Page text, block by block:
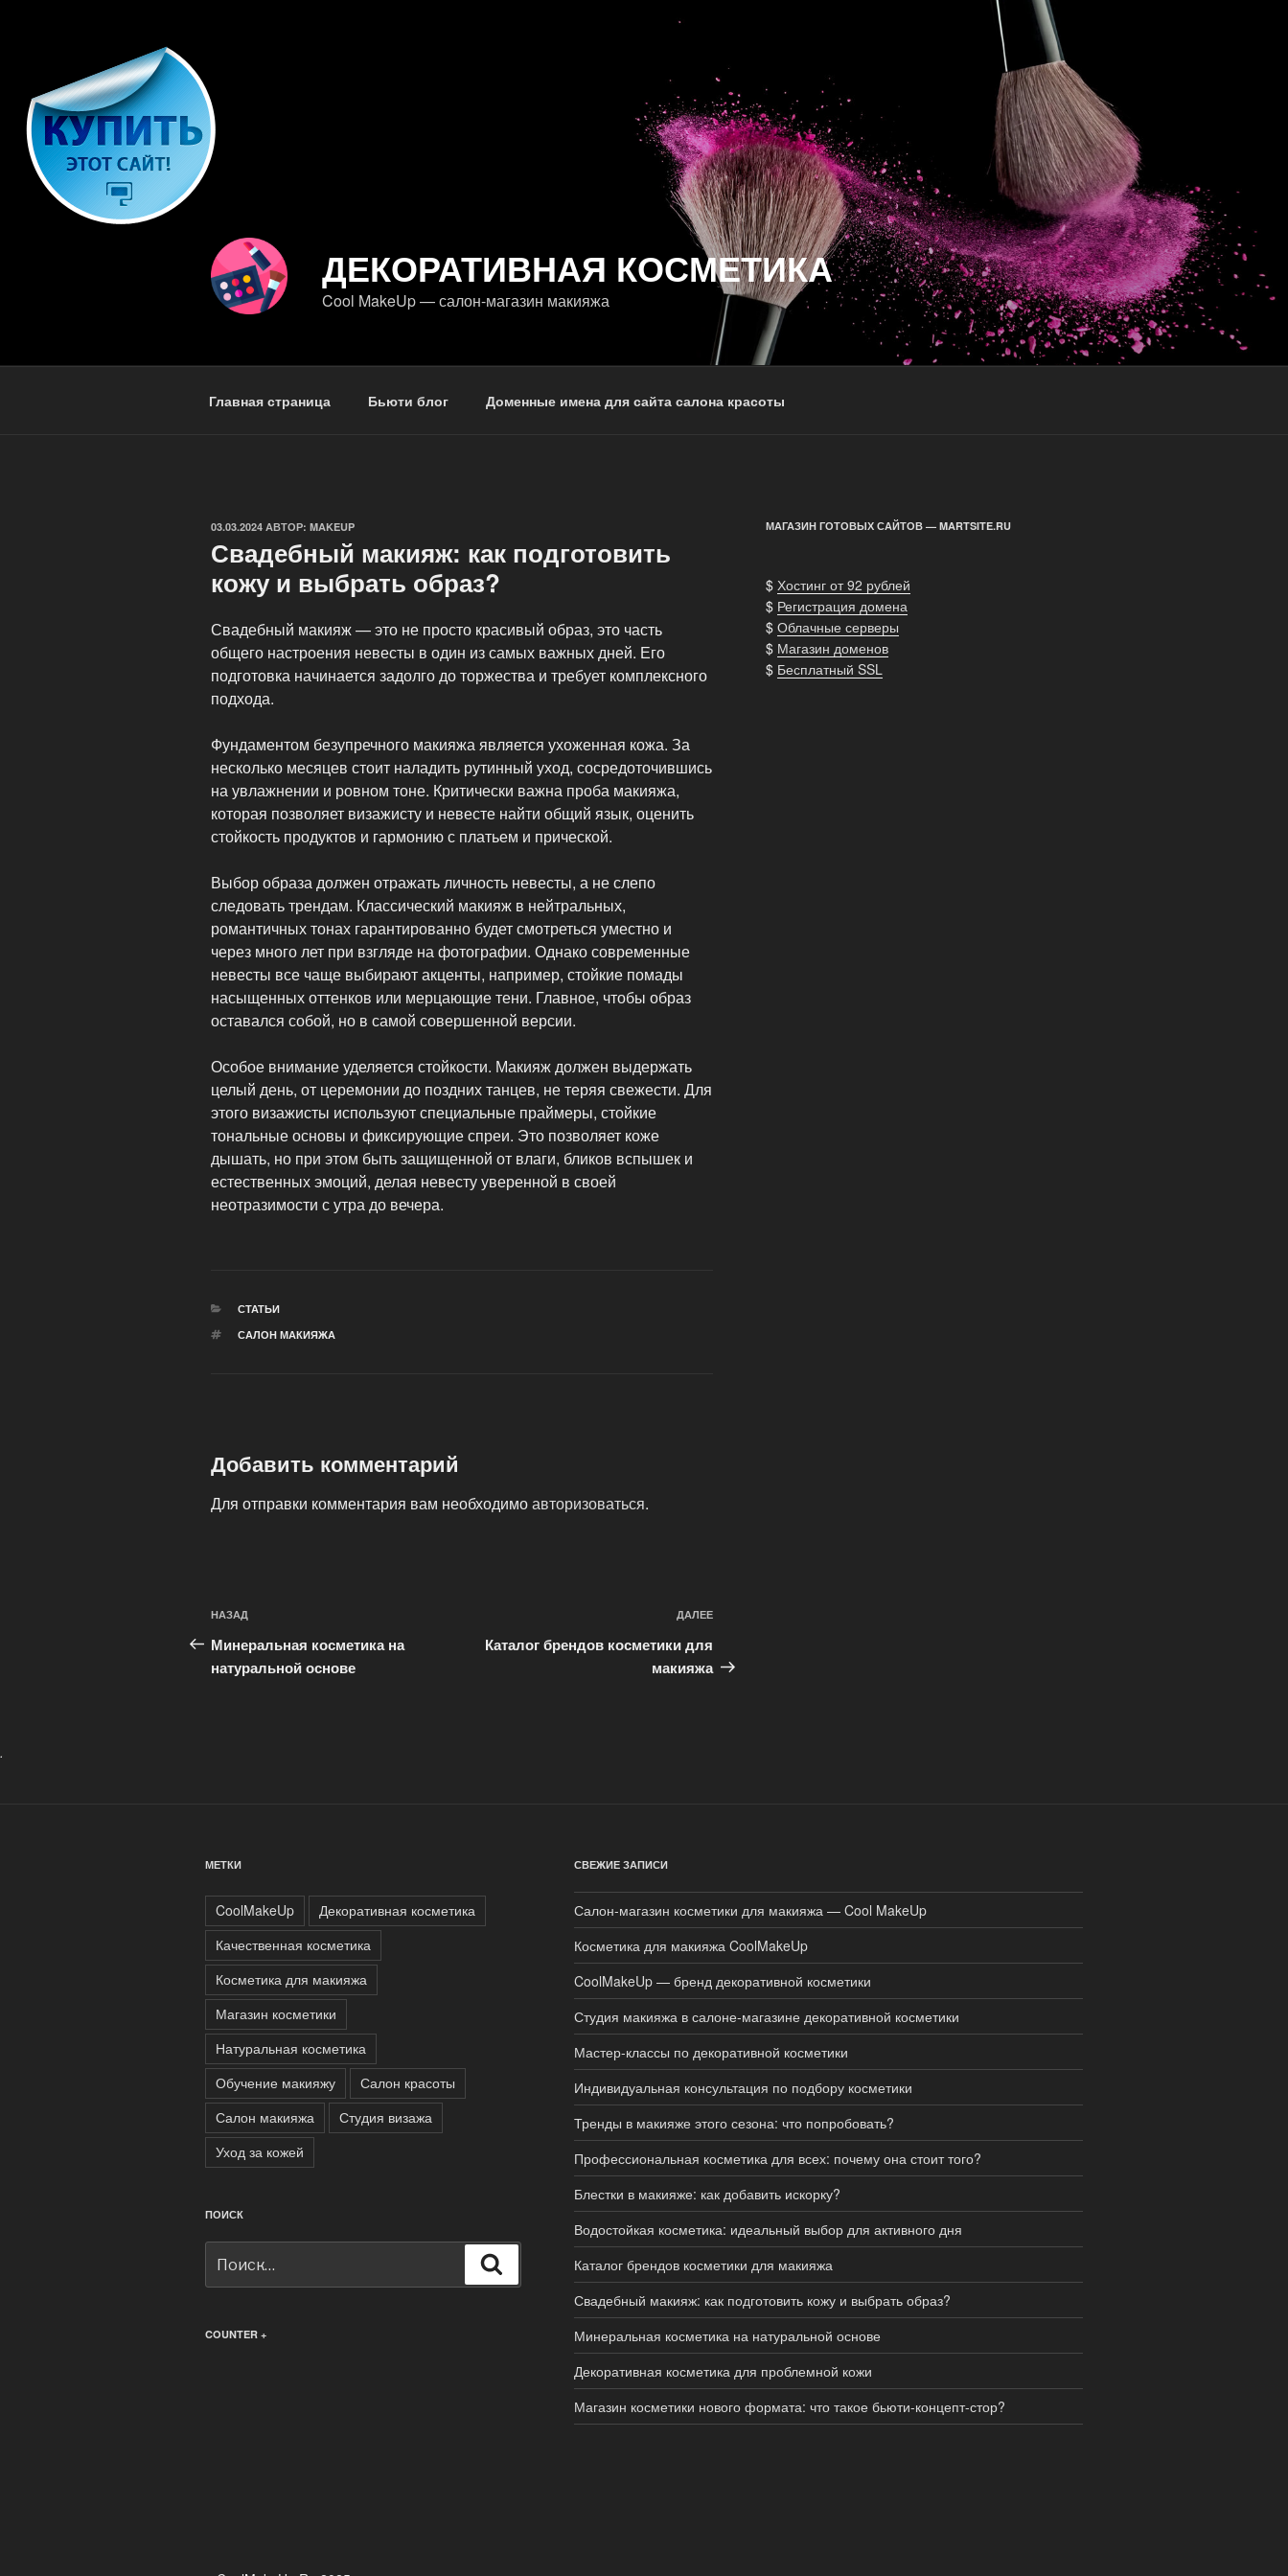
ДЕКОРАТИВНАЯ КОСМЕТИКА
Cool MakeUp — салон-магазин макияжа
Главная страница Бьюти блог Доменные имена для сайта салона красоты
ОПУБЛИКОВАНО
03.03.2024 АВТОР: MAKEUP
Свадебный макияж: как подготовить
кожу и выбрать образ?
Свадебный макияж — это не просто красивый образ, это часть
общего настроения невесты в один из самых важных дней. Его
подготовка начинается задолго до торжества и требует комплексного
подхода.
Фундаментом безупречного макияжа является ухоженная кожа. За
несколько месяцев стоит наладить рутинный уход, сосредоточившись
на увлажнении и ровном тоне. Критически важна проба макияжа,
которая позволяет визажисту и невесте найти общий язык, оценить
стойкость продуктов и гармонию с платьем и прической.
Выбор образа должен отражать личность невесты, а не слепо
следовать трендам. Классический макияж в нейтральных,
романтичных тонах гарантированно будет смотреться уместно и
через много лет при взгляде на фотографии. Однако современные
невесты все чаще выбирают акценты, например, стойкие помады
насыщенных оттенков или мерцающие тени. Главное, чтобы образ
оставался собой, но в самой совершенной версии.
Особое внимание уделяется стойкости. Макияж должен выдержать
целый день, от церемонии до поздних танцев, не теряя свежести. Для
этого визажисты используют специальные праймеры, стойкие
тональные основы и фиксирующие спреи. Это позволяет коже
дышать, но при этом быть защищенной от влаги, бликов вспышек и
естественных эмоций, делая невесту уверенной в своей
неотразимости с утра до вечера.
РУБРИКИ
СТАТЬИ
МЕТКИ
САЛОН МАКИЯЖА
Добавить комментарий
Для отправки комментария вам необходимоавторизоваться.
Навигация
по
записям
Предыдущая
запись:
НАЗАД
Минеральная косметика на
натуральной основе
ДАЛЕЕ
Каталог брендов косметики для
макияжа
МАГАЗИН ГОТОВЫХ САЙТОВ — MARTSITE.RU
$ Хостинг от 92 рублей
$ Регистрация домена
$ Облачные серверы
$ Магазин доменов
$ Бесплатный SSL
.
МЕТКИ
CoolMakeUp
Декоративная косметика
Качественная косметика
Косметика для макияжа
Магазин косметики
Натуральная косметика
Обучение макияжу
Салон красоты
Салон макияжа
Студия визажа
Уход за кожей
ПОИСК
COUNTER +
СВЕЖИЕ ЗАПИСИ
Салон-магазин косметики для макияжа — Cool MakeUp
Косметика для макияжа CoolMakeUp
CoolMakeUp — бренд декоративной косметики
Студия макияжа в салоне-магазине декоративной косметики
Мастер-классы по декоративной косметики
Индивидуальная консультация по подбору косметики
Тренды в макияже этого сезона: что попробовать?
Профессиональная косметика для всех: почему она стоит того?
Блестки в макияже: как добавить искорку?
Водостойкая косметика: идеальный выбор для активного дня
Каталог брендов косметики для макияжа
Свадебный макияж: как подготовить кожу и выбрать образ?
Минеральная косметика на натуральной основе
Декоративная косметика для проблемной кожи
Магазин косметики нового формата: что такое бьюти-концепт-стор?